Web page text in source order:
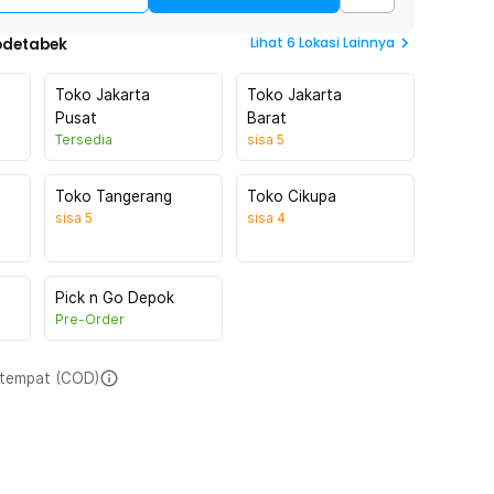
Lihat 6 Lokasi Lainnya
Toko Jakarta
Pusat
Tersedia
Toko Jakarta
Barat
sisa 5
Toko Tangerang
sisa 5
Toko Cikupa
sisa 4
Pick n Go Depok
Pre-Order
(COD)